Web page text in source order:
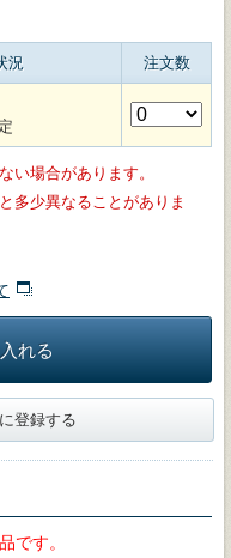
況 注文数
い場合があります。
多少異なることがありま
れる
登録する
です。